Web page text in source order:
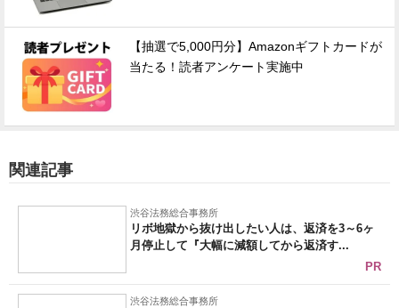
【抽選で5,000円分】Amazonギフトカードが
当たる！読者アンケート実施中
関連記事
渋谷法務総合事務所
リボ地獄から抜け出したい人は、返済を3～6ヶ
月停止して『大幅に減額してから返済す...
PR
渋谷法務総合事務所